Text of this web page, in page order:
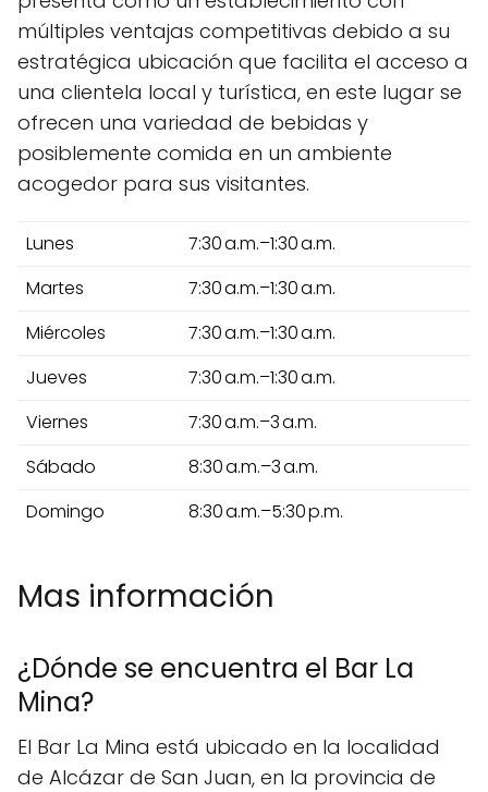
múltiples ventajas competitivas debido a su
estratégica ubicación que facilita el acceso a
una clientela local y turística, en este lugar se
ofrecen una variedad de bebidas y
posiblemente comida en un ambiente
acogedor para sus visitantes.
Lunes
7:30 a.m.–1:30 a.m.
Martes
7:30 a.m.–1:30 a.m.
Miércoles
7:30 a.m.–1:30 a.m.
Jueves
7:30 a.m.–1:30 a.m.
Viernes
7:30 a.m.–3 a.m.
Sábado
8:30 a.m.–3 a.m.
Domingo
8:30 a.m.–5:30 p.m.
Mas información
¿Dónde se encuentra el Bar La
Mina?
El Bar La Mina está ubicado en la localidad
de Alcázar de San Juan, en la provincia de